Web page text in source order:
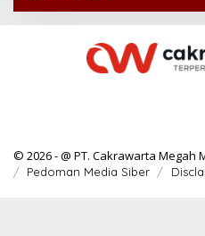
© 2026 - @ PT. Cakrawarta Megah
Pedoman Media Siber